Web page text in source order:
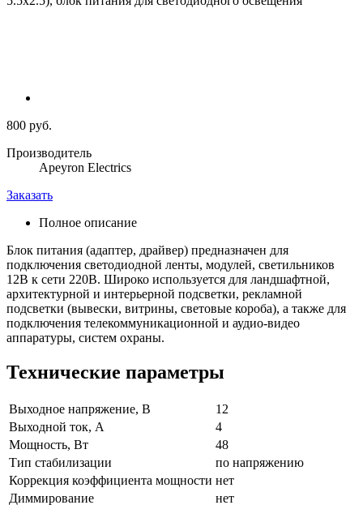
800 руб.
Производитель
Apeyron Electrics
Заказать
Полное описание
Блок питания (адаптер, драйвер) предназначен для
подключения светодиодной ленты, модулей, светильников
12В к сети 220В. Широко используется для ландшафтной,
архитектурной и интерьерной подсветки, рекламной
подсветки (вывески, витрины, световые короба), а также для
подключения телекоммуникационной и аудио-видео
аппаратуры, систем охраны.
Технические параметры
Выходное напряжение, В
12
Выходной ток, А
4
Мощность, Вт
48
Тип стабилизации
по напряжению
Коррекция коэффициента мощности нет
Диммирование
нет